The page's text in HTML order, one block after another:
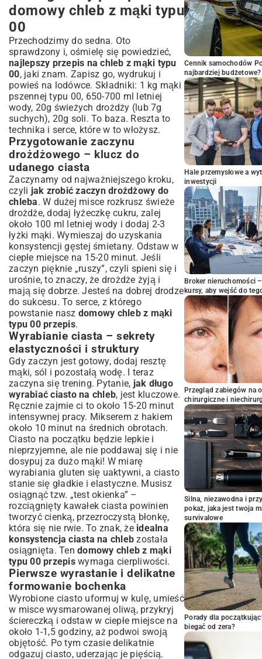
domowy chleb z mąki typu
00
Przechodzimy do sedna. Oto
sprawdzony i, ośmielę się powiedzieć,
najlepszy przepis na chleb z mąki typu
00, jaki znam. Zapisz go, wydrukuj i
powieś na lodówce. Składniki: 1 kg mąki
pszennej typu 00, 650-700 ml letniej
wody, 20g świeżych drożdży (lub 7g
suchych), 20g soli. To baza. Reszta to
technika i serce, które w to włożysz.
Przygotowanie zaczynu
drożdżowego – klucz do
udanego ciasta
Zaczynamy od najważniejszego kroku,
czyli jak zrobić zaczyn drożdżowy do
chleba. W dużej misce rozkrusz świeże
drożdże, dodaj łyżeczkę cukru, zalej
około 100 ml letniej wody i dodaj 2-3
łyżki mąki. Wymieszaj do uzyskania
konsystencji gęstej śmietany. Odstaw w
ciepłe miejsce na 15-20 minut. Jeśli
zaczyn pięknie „ruszy”, czyli spieni się i
urośnie, to znaczy, że drożdże żyją i
mają się dobrze. Jesteś na dobrej drodze
do sukcesu. To serce, z którego
powstanie nasz domowy chleb z mąki
typu 00 przepis.
Wyrabianie ciasta – sekrety
elastyczności i struktury
Gdy zaczyn jest gotowy, dodaj resztę
mąki, sól i pozostałą wodę. I teraz
zaczyna się trening. Pytanie, jak długo
wyrabiać ciasto na chleb, jest kluczowe.
Ręcznie zajmie ci to około 15-20 minut
intensywnej pracy. Mikserem z hakiem
około 10 minut na średnich obrotach.
Ciasto na początku będzie lepkie i
nieprzyjemne, ale nie poddawaj się i nie
dosypuj za dużo mąki! W miarę
wyrabiania gluten się uaktywni, a ciasto
stanie się gładkie i elastyczne. Musisz
osiągnąć tzw. „test okienka” –
rozciągnięty kawałek ciasta powinien
tworzyć cienką, przezroczystą błonkę,
która się nie rwie. To znak, że idealna
konsystencja ciasta na chleb została
osiągnięta. Ten domowy chleb z mąki
typu 00 przepiswymaga cierpliwości.
Pierwsze wyrastanie i delikatne
formowanie bochenka
Wyrobione ciasto uformuj w kulę, umieść
w misce wysmarowanej oliwą, przykryj
ściereczką i odstaw w ciepłe miejsce na
około 1-1,5 godziny, aż podwoi swoją
objętość. Po tym czasie delikatnie
odgazuj ciasto, uderzając je pięścią.
Cennik samochodów
najbardziej budżetowe?
Hale przemysłowe a
inwestycji
Broker nieruchomości
kursy, aby wejść do
Przegląd zabiegów na
chirurgiczne i
Silna, niezawodna i
pokaż, jaka jest twoja
survivalowe
Porady dla
biegać od zera?